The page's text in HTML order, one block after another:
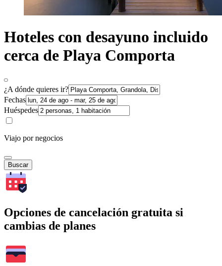
Hoteles con desayuno incluido
cerca de Playa Comporta
¿A dónde quieres ir?
Fechas
Huéspedes
Viajo por negocios
Buscar
Opciones de cancelación gratuita si
cambias de planes